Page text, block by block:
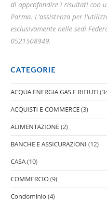
di approfondire i risultati con
Parma. L'assistenza per
esclusivamente nelle sedi
0521508949.
CATEGORIE
ACQUA ENERGIA GAS E RIFIUTI
ACQUISTI E-COMMERCE(3)
ALIMENTAZIONE(2)
BANCHE E ASSICURAZIONI (12)
CASA(10)
COMMERCIO(9)
Condominio (4)